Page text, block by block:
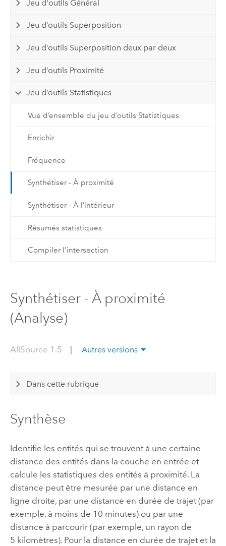
Jeu d'outils Général
Jeu d’outils Superposition
Jeu d’outils Superposition deux par deux
Jeu d’outils Proximité
Jeu d’outils Statistiques
Vue d’ensemble du jeu d’outils Statistiques
Enrichir
Fréquence
Synthétiser - À proximité
Synthétiser - À l’intérieur
Résumés statistiques
Compiler l'intersection
Synthétiser - À proximité
(Analyse)
AllSource 1.5 Autres versions
Dans cette rubrique
Synthèse
Identifie les entités qui se trouvent à une certaine
distance des entités dans la couche en entrée et
calcule les statistiques des entités à proximité. La
distance peut être mesurée par une distance en
ligne droite, par une distance en durée de trajet (par
exemple, à moins de 10 minutes) ou par une
distance à parcourir (par exemple, un rayon de
5 kilomètres). Pour la distance en durée de trajet et la